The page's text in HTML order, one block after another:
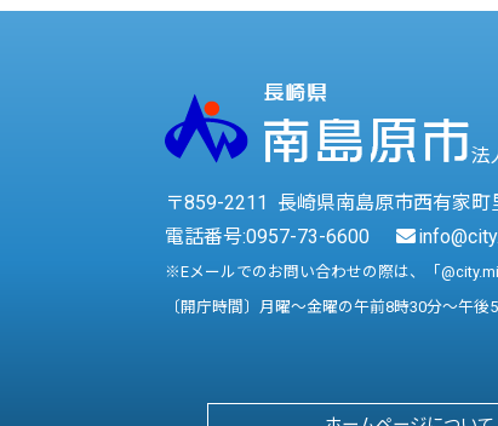
法
〒859-2211 長崎県南島原市西有家町
電話番号:0957-73-6600
※Eメールでのお問い合わせの際は、「
〔開庁時間〕月曜～金曜の午前8時30分～午